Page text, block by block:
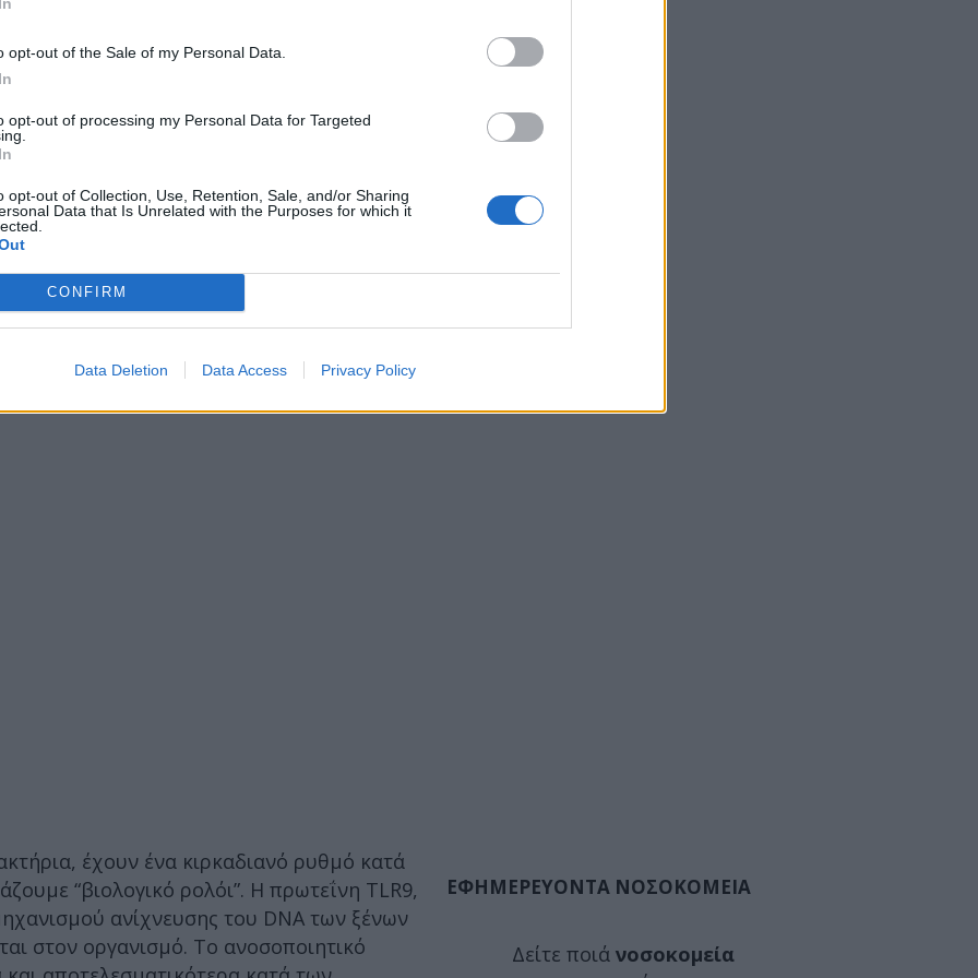
opt-out of the Sale of my Personal Data.
opt-out of processing my Personal Data for Targeted
opt-out of Collection, Use, Retention, Sale, and/or Sharing
Data that Is Unrelated with the Purposes for which it
CONFIRM
Data Deletion Data Access Privacy Policy
φαρμακευτική θεραπεία. Ο
είναι κάθετος: “Το βιολογικό ρολόι
να έχει επίπτωση στην ιατρική και
καλύτερο χρονισμό, το καλύτερο
έχουν ένα κιρκαδιανό ρυθμό κατά
“βιολογικό ρολόι”. Η πρωτεΐνη TLR9,
ανίχνευσης του DNA των ξένων
στον οργανισμό. Το ανοσοποιητικό
ΕΦΗΜΕΡΕΥΟΝΤΑ ΝΟΣΟΚΟΜΕΙΑ
Δείτε ποιά νοσοκομεία